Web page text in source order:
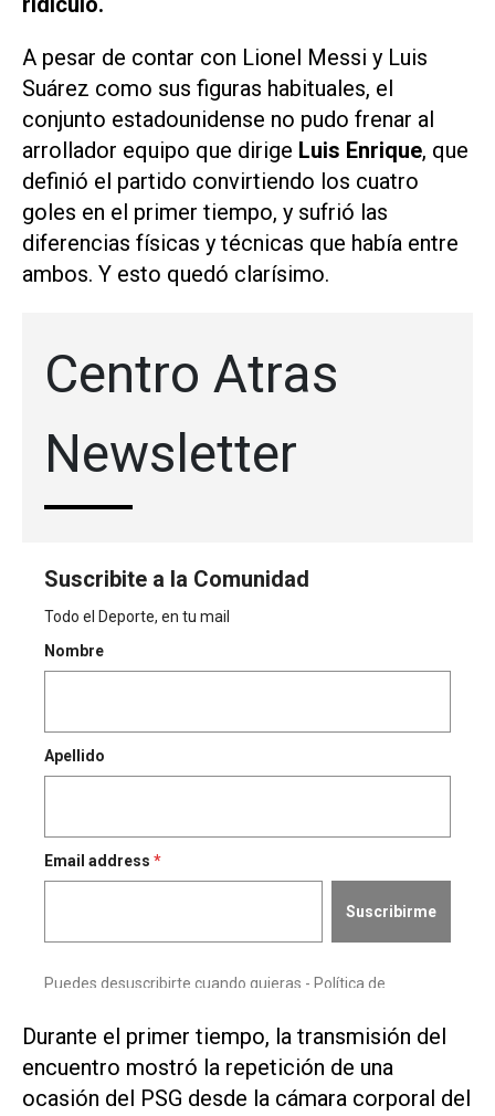
A pesar de contar con Lionel Messi y Luis
Suárez como sus figuras habituales, el
conjunto estadounidense no pudo frenar al
arrollador equipo que dirige Luis Enrique, que
definió el partido convirtiendo los cuatro
goles en el primer tiempo, y sufrió las
diferencias físicas y técnicas que había entre
ambos. Y esto quedó clarísimo.
Durante el primer tiempo, la transmisión del
encuentro mostró la repetición de una
ocasión del PSG desde la cámara corporal del